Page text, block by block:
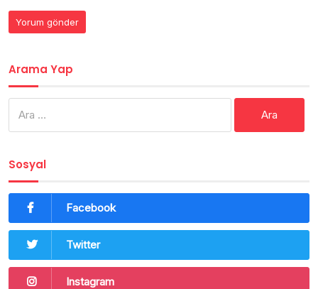
Arama Yap
Sosyal
Facebook
Twitter
Instagram